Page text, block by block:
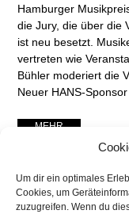
Um dir ein optimales
Cookies, um
zuzugreifen. Wenn du
Hamburger
die Jury, die über die
ist neu besetzt.
vertreten wie
Bühler moderiert die
Neuer HANS-
... MEHR ...